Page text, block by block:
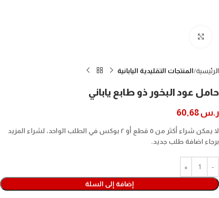
الرئيسية المنتجات التقليدية اليابانية
حامل عود البخور ذو طابع ياباني
ر.س
لا يمكن شراء أكثر من ٥ قطع أو ٢ بوكس في الطلب الواحد، لشراء المزيد
برجاء اضافة طلب جديد.
إضافة إلى السلة